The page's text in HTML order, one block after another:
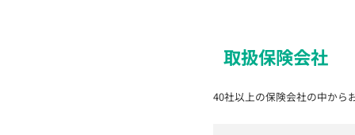
取扱保険会社
40社以上の保険会社の中から